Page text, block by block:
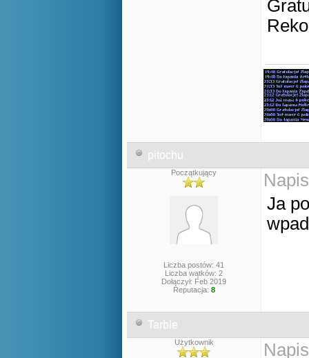
pitochu
Początkujący
Liczba postów: 41
Liczba wątków: 2
Dołączył: Feb 2019
Reputacja: 8
Ja
Tarble
Użytkownik